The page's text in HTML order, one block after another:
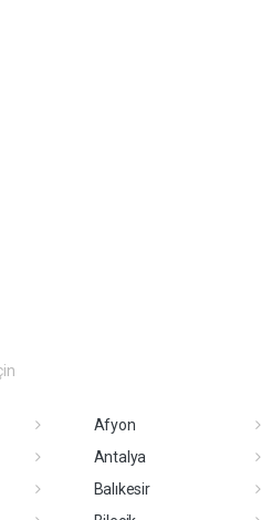
Afyon
Antalya
Balıkesir